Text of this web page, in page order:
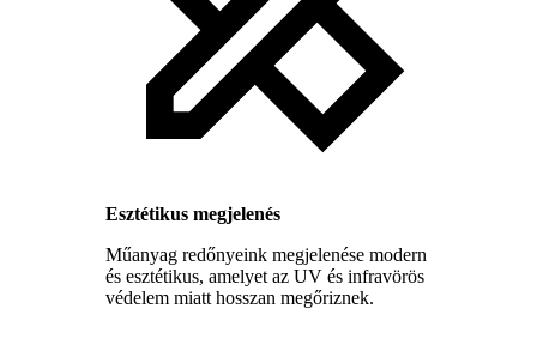
Esztétikus megjelenés
Műanyag redőnyeink megjelenése modern
és esztétikus, amelyet az UV és infravörös
védelem miatt hosszan megőriznek.